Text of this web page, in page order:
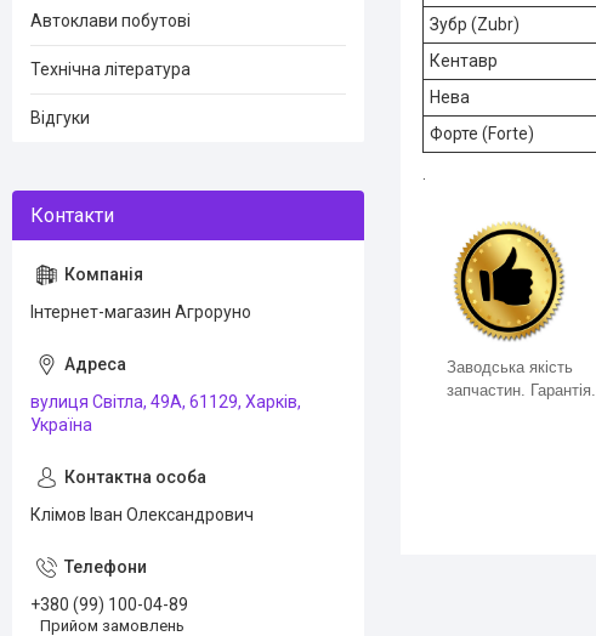
Зубр (Zubr)
Кентавр
Нева
Форте (Forte)
Заводська якість
запчастин. Гарантія.
Автоклави побутові
Технічна література
Відгуки
Інтернет-магазин Агроруно
вулиця Світла, 49А, 61129, Харків,
Україна
Клімов Іван Олександрович
+380 (99) 100-04-89
Прийом замовлень